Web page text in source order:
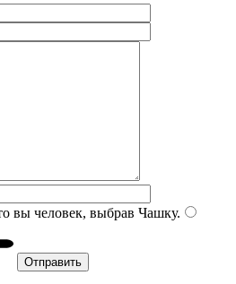
вы человек, выбрав Чашку.